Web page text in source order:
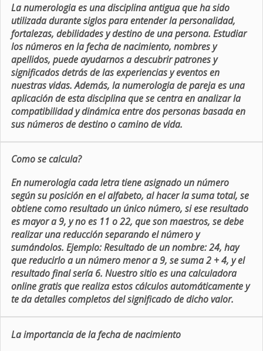
La numerologia es una disciplina antigua que ha sido
utilizada durante siglos para entender la personalidad,
fortalezas, debilidades y destino de una persona. Estudiar
los números en la fecha de nacimiento, nombres y
apellidos, puede ayudarnos a descubrir patrones y
significados detrás de las experiencias y eventos en
nuestras vidas. Además, la numerologia de pareja es una
aplicación de esta disciplina que se centra en analizar la
compatibilidad y dinámica entre dos personas basada en
sus números de destino o camino de vida.
Como se calcula?
En numerologia cada letra tiene asignado un número
según su posición en el alfabeto, al hacer la suma total, se
obtiene como resultado un único número, si ese resultado
es mayor a 9, y no es 11 o 22, que son maestros, se debe
realizar una reducción separando el número y
sumándolos. Ejemplo: Resultado de un nombre: 24, hay
que reducirlo a un número menor a 9, se suma 2 + 4, y el
resultado final sería 6. Nuestro sitio es una calculadora
online gratis que realiza estos cálculos automáticamente y
te da detalles completos del significado de dicho valor.
La importancia de la fecha de nacimiento